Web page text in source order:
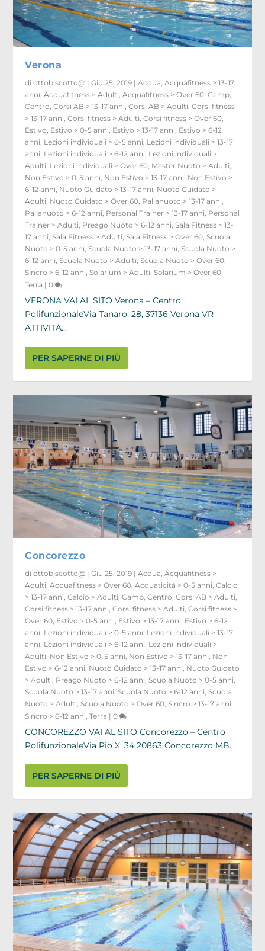
Verona
diottobiscotto@ |Giu 25, 2019 |Acqua ,Acquafitness > 13-17
anni ,Acquafitness > Adulti ,Acquafitness > Over 60 ,Camp
Centro ,Corsi AB > 13-17 anni ,Corsi AB > Adulti ,Corsi fitness
> 13-17 anni ,Corsi fitness > Adulti ,Corsi fitness > Over 60
Estivo Estivo > 0-5 anni Estivo > 13-17 anni Estivo > 6-12
anni Lezioni individuali > 0-5 anni Lezioni individuali > 13-17
anni Lezioni individuali > 6-12 anni Lezioni individuali >
Adulti Lezioni individuali > Over 60 Master Nuoto > Adulti
Non Estivo > 0-5 anni Non Estivo > 13-17 anni Non Estivo >
6-12 anni Nuoto Guidato > 13-17 anni Nuoto Guidato >
Adulti Nuoto Guidato > Over 60 Pallanuoto > 13-17 anni
Pallanuoto > 6-12 anni Personal Trainer > 13-17 anni Personal
Trainer > Adulti Preago Nuoto > 6-12 anni ,Sala Fitness > 13-
17 anni ,Sala Fitness > Adulti ,Sala Fitness > Over 60 ,Scuola
Nuoto > 0-5 anni ,Scuola Nuoto > 13-17 anni ,Scuola Nuoto >
6-12 anni ,Scuola Nuoto > Adulti ,Scuola Nuoto > Over 60
Sincro > 6-12 anni ,Solarium > Adulti ,Solarium > Over 60
Terra |0
VERONA VAI AL SITO Verona – Centro
PolifunzionaleVia Tanaro, 28, 37136 Verona VR
ATTIVITÀ...
PER SAPERNE DI PIÙ
Concorezzo
diottobiscotto@ |Giu 25, 2019 |Acqua,Acquafitness >
Adulti,Acquafitness > Over 60,Acquaticità > 0-5 anni,Calcio
> 13-17 anni,Calcio > Adulti,Camp,Centro,Corsi AB > Adulti,
Corsi fitness > 13-17 anni,Corsi fitness > Adulti,Corsi fitness >
Over 60, Estivo > 0-5 anni, Estivo > 13-17 anni, Estivo > 6-12
anni, Lezioni individuali > 0-5 anni, Lezioni individuali > 13-17
anni, Lezioni individuali > 6-12 anni, Lezioni individuali >
Adulti, Non Estivo > 0-5 anni, Non Estivo > 13-17 anni, Non
Estivo > 6-12 anni, Nuoto Guidato > 13-17 anni, Nuoto Guidato
> Adulti, Preago Nuoto > 6-12 anni,Scuola Nuoto > 0-5 anni,
Scuola Nuoto > 13-17 anni,Scuola Nuoto > 6-12 anni,Scuola
Nuoto > Adulti,Scuola Nuoto > Over 60,Sincro > 13-17 anni,
Sincro > 6-12 anni,Terra |0
CONCOREZZO VAI AL SITO Concorezzo – Centro
PolifunzionaleVia Pio X, 34 20863 Concorezzo MB...
PER SAPERNE DI PIÙ